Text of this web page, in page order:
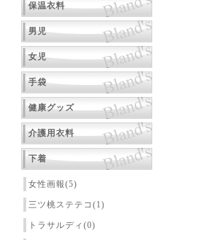
保温衣料
男児
女児
手袋
健康グッズ
介護用衣料
下着
女性画報(5)
三ツ桃ステテコ(1)
トラサルディ(0)